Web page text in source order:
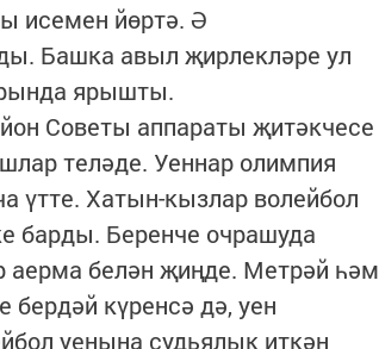
исемен йөртә. Ә
Башка авыл җирлекләре ул
ярышты.
Советы аппараты җитәкчесе
теләде. Уеннар олимпия
үтте. Хатын-кызлар волейбол
барды. Беренче очрашуда
аерма белән җиңде. Метрәй һәм
күренсә дә, уен
уенына судьялык иткән